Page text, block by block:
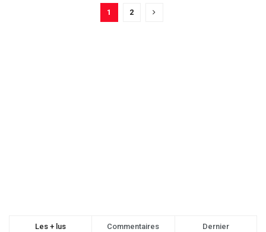
1 2
Les + lus Commentaires Dernier